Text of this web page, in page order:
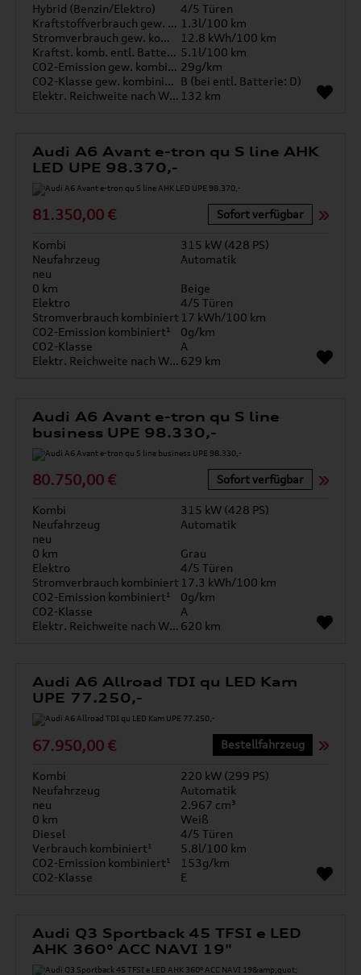
Hybrid (Benzin/Elektro)
4/5 Türen
Kraftstoffverbrauch gew. kombiniert 1.3l/100 km
Stromverbrauch gew. kombiniert
12.8 kWh/100 km
Kraftst. komb. entl. Batterie 5.1l/100 km
CO2-Emission gew. kombiniert 29g/km
CO2-Klasse gew. kombiniert B (bei entl. Batterie: D)
Elektr. Reichweite nach WLTP* 132 km
Audi A6 Avant e-tron qu S line AHK
LED UPE 98.370,-
81.350,00 € Sofort verfügbar
Kombi
315 kW (428 PS)
Neufahrzeug
Automatik
neu
0 km
Beige
Elektro
4/5 Türen
Stromverbrauch kombiniert 17 kWh/100 km
CO2-Emission kombiniert¹
0g/km
CO2-Klasse
A
Elektr. Reichweite nach WLTP* 629 km
Audi A6 Avant e-tron qu S line
business UPE 98.330,-
80.750,00 € Sofort verfügbar
Kombi
315 kW (428 PS)
Neufahrzeug
Automatik
neu
0 km
Grau
Elektro
4/5 Türen
Stromverbrauch kombiniert 17.3 kWh/100 km
CO2-Emission kombiniert¹
0g/km
CO2-Klasse
A
Elektr. Reichweite nach WLTP* 620 km
Audi A6 Allroad TDI qu LED Kam
UPE 77.250,-
67.950,00 € Bestellfahrzeug
Kombi
220 kW (299 PS)
Neufahrzeug
Automatik
neu
2.967 cm³
0 km
Weiß
Diesel
4/5 Türen
Verbrauch kombiniert¹
5.8l/100 km
CO2-Emission kombiniert¹
153g/km
CO2-Klasse
E
Audi Q3 Sportback 45 TFSI e LED
AHK 360° ACC NAVI 19"